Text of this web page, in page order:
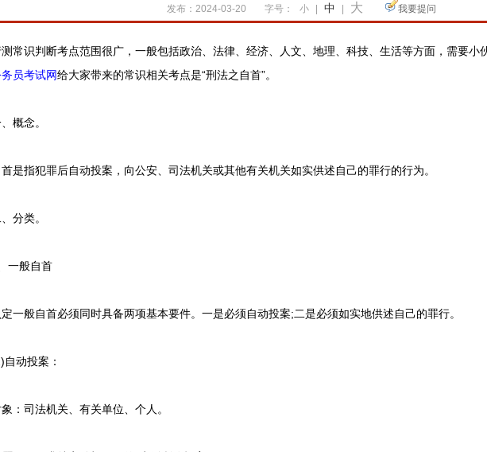
发布：2024-03-20 字号： 小 中 大 我要提问
识判断考点范围很广，一般包括政治、法律、经济、人文、地理、科技、生活等方面，需要小
员考试网给大家带来的常识相关考点是“刑法之自首”。
念。
指犯罪后自动投案，向公安、司法机关或其他有关机关如实供述自己的罪行的行为。
类。
般自首
般自首必须同时具备两项基本要件。一是必须自动投案;二是必须如实地供述自己的罪行。
动投案：
司法机关、有关单位、个人。